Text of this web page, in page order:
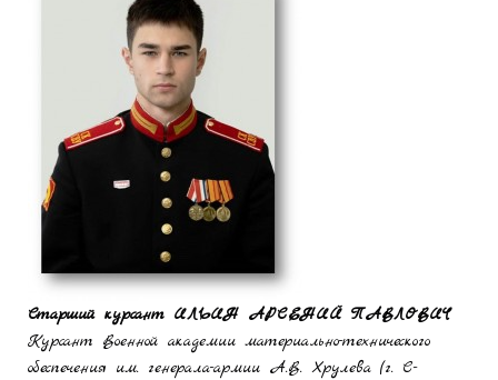
Старший курсант ИЛЬИН АРСЕНИЙ ПАВЛОВИЧ
Курсант Военной академии материально-технического
обеспечения им. генерала-армии А.В. Хрулева (г. С-